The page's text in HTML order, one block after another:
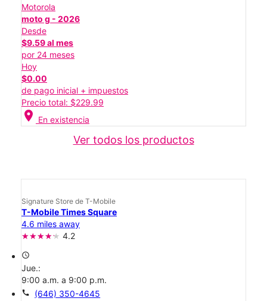
Motorola
moto g - 2026
Desde
$9.59 al mes
por 24 meses
Hoy
$0.00
de pago inicial + impuestos
Precio total: $229.99
location_on En existencia
Ver todos los productos
Signature Store de T-Mobile
T-Mobile Times Square
4.6 miles away
4.2
access_time
Jue.:
9:00 a.m. a 9:00 p.m.
call (646) 350-4645